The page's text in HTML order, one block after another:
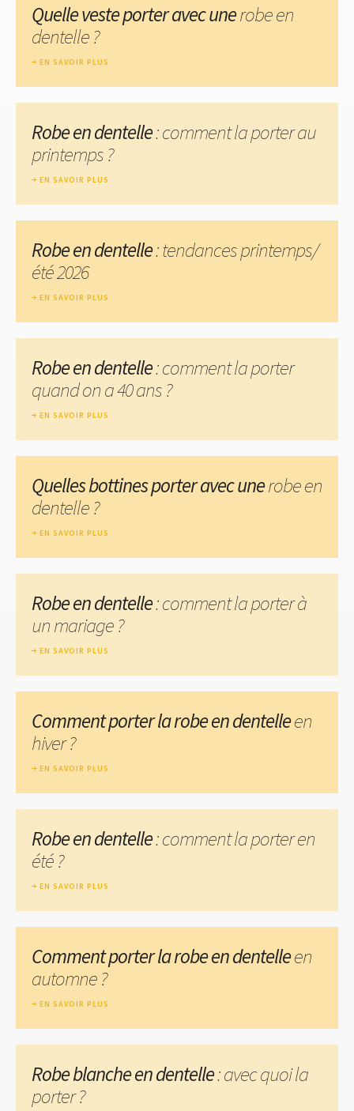
Quelle veste porter avec unerobe en
dentelle ?
EN SAVOIR PLUS
Robe en dentelle: comment la porter au
printemps ?
EN SAVOIR PLUS
Robe en dentelle: tendances printemps/
été 2026
EN SAVOIR PLUS
Robe en dentelle: comment la porter
quand on a 40 ans ?
EN SAVOIR PLUS
Quelles bottines porter avec unerobe en
dentelle ?
EN SAVOIR PLUS
Robe en dentelle: comment la porter à
un mariage ?
EN SAVOIR PLUS
Comment porter la robe en dentelleen
hiver ?
EN SAVOIR PLUS
Robe en dentelle: comment la porter en
été ?
EN SAVOIR PLUS
Comment porter la robe en dentelleen
automne ?
EN SAVOIR PLUS
Robe blanche en dentelle: avec quoi la
porter ?